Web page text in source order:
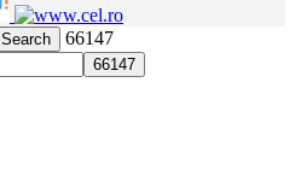
Search 66147